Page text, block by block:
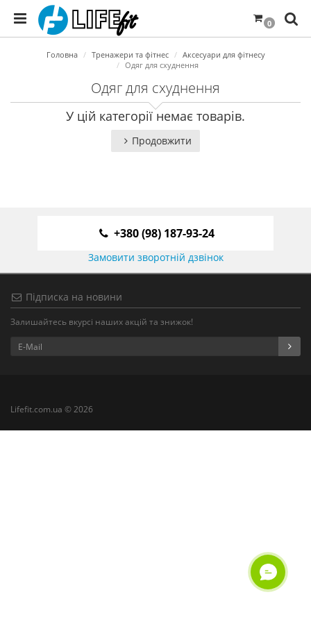
0
Головна Тренажери та фітнес
Аксесуари для фітнесу
Одяг для схуднення
Одяг для схуднення
У цій категорії немає товарів.
Продовжити
+380 (98) 187-93-24
Замовити зворотній дзвінок
Підписка на новини
Залишайтесь вкурсі наших акцій та знижок!
Lifefit.com.ua © 2026